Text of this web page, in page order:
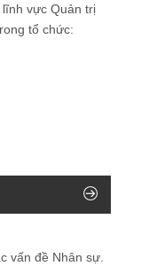
vực Quản trị
tổ chức:
vấn đề Nhân sự